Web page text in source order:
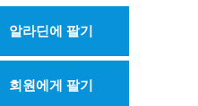
알라딘에 팔기
회원에게 팔기